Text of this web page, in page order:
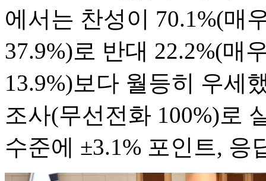
에서는 찬성이 70.1%(매
37.9%)로 반대 22.2%(매
13.9%)보다 월등히 우세
조사(무선전화 100%)로
수준에 ±3.1% 포인트, 응